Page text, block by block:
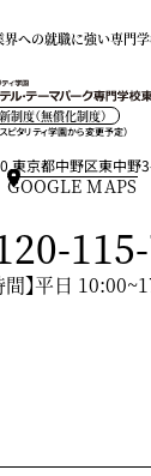
界への就職に強い専門
度（無償化制度）
タリティ学園から変更予定）
東京都中野区東中野
GOOGLE MAPS
間】平日